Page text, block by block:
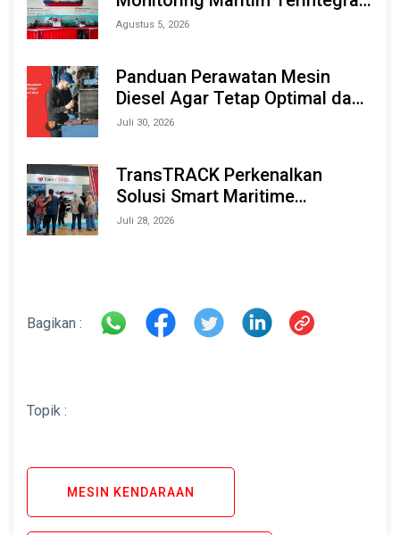
Berbasis AI & IoT di Indonesia
Agustus 5, 2026
Panduan Perawatan Mesin
Diesel Agar Tetap Optimal dan
Tahan Lama
Juli 30, 2026
TransTRACK Perkenalkan
Solusi Smart Maritime
Monitoring Berbasis AI dan IoT
Juli 28, 2026
Bagikan :
Topik :
MESIN KENDARAAN